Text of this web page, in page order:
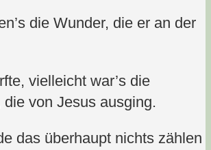
die Wunder, die er an der
vielleicht war’s die
von Jesus ausging.
das überhaupt nichts zählen